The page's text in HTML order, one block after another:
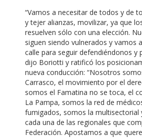
“Vamos a necesitar de todos y de
y tejer alianzas, movilizar, ya que
resuelven sólo con una elección.
siguen siendo vulnerados y vamos
calle para seguir defendiéndonos y
dijo Boriotti y ratificó los
nueva conducción: “Nosotros
Carrasco, el movimiento por el
somos el Famatina no se toca, el
La Pampa, somos la red de
fumigados, somos la multisectorial
cada una de las regionales que
Federación. Apostamos a que